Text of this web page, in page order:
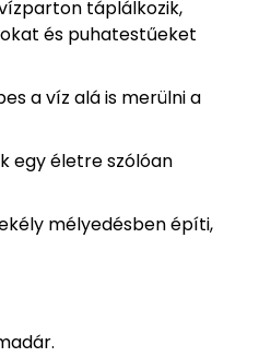
táplálkozik,
és puhatestűeket
a víz alá is merülni a
egy életre szólóan
mélyedésben építi,